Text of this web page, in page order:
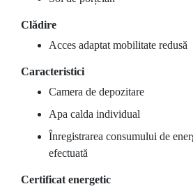
Clădire
Acces adaptat mobilitate redusă
Caracteristici
Camera de depozitare
Apa calda individual
Înregistrarea consumului de
efectuată
Certificat energetic